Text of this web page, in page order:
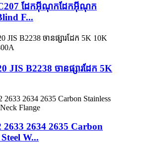
ដែកអ៊ីណុកដែកអ៊ីណុក
F...
JIS B2238 ចានផ្សារដែក 5K
2633 2634 2635 Carbon
W...